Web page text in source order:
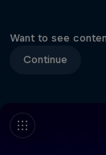
Want to see
Continue